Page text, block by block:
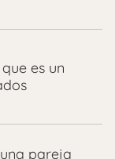
es un
pareja